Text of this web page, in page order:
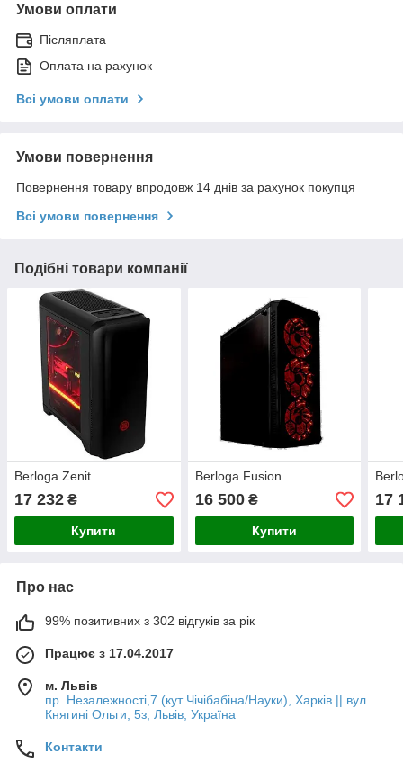
Умови оплати
Післяплата
Оплата на рахунок
Всі умови оплати
Умови повернення
Повернення товару впродовж 14 днів за рахунок покупця
Всі умови повернення
Подібні товари компанії
Berloga Zenit
17 232 ₴
Купити
Berloga Fusion
16 500₴
Купити
17
Про нас
99% позитивних з 302 відгуків за рік
Працює з 17.04.2017
м. Львів
пр. Незалежності,7 (кут Чічібабіна/Науки), Харків || вул.
Княгині Ольги, 5з, Львів, Україна
Контакти